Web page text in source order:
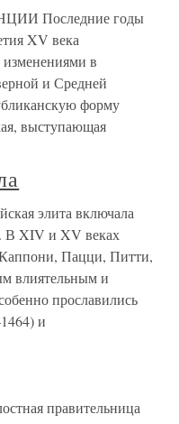
Последние годы
XV века
в
и Средней
форму
выступающая
элита включала
В XIV и XV веках
Пацци, Питти,
влиятельным и
прославились
и
правительница